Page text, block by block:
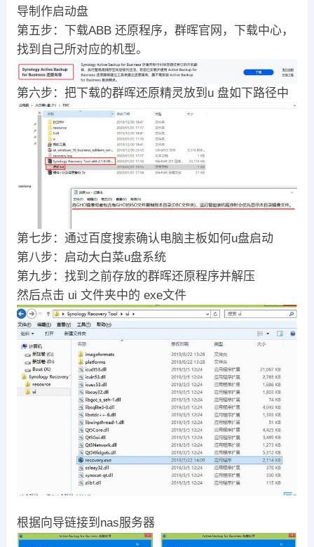
导制作启动盘
第五步：下载ABB 还原程序，群晖官网，下载中心，
找到自己所对应的机型。
第六步：把下载的群晖还原精灵放到u 盘如下路径中
第七步：通过百度搜索确认电脑主板如何u盘启动
第八步：启动大白菜u盘系统
第九步：找到之前存放的群晖还原程序并解压
然后点击 ui 文件夹中的 exe文件
根据向导链接到nas服务器